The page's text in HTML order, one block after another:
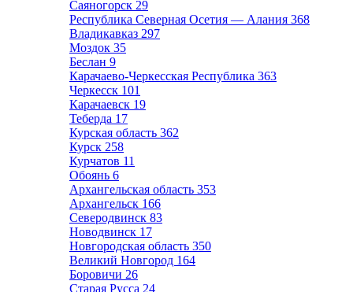
Саяногорск 29
Республика Северная Осетия — Алания 368
Владикавказ 297
Моздок 35
Беслан 9
Карачаево-Черкесская Республика 363
Черкесск 101
Карачаевск 19
Теберда 17
Курская область 362
Курск 258
Курчатов 11
Обоянь 6
Архангельская область 353
Архангельск 166
Северодвинск 83
Новодвинск 17
Новгородская область 350
Великий Новгород 164
Боровичи 26
Старая Русса 24